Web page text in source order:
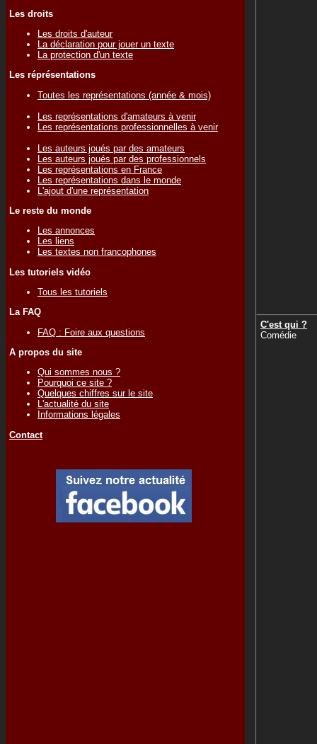
Les droits
Les droits d'auteur
La déclaration pour jouer un texte
La protection d'un texte
Les réprésentations
Toutes les représentations (année & mois)
Les représentations d'amateurs à venir
Les représentations professionnelles à venir
Les auteurs joués par des amateurs
Les auteurs joués par des professionnels
Les représentations en France
Les représentations dans le monde
L'ajout d'une représentation
Le reste du monde
Les annonces
Les liens
Les textes non francophones
Les tutoriels vidéo
Tous les tutoriels
La FAQ
FAQ : Foire aux questions
A propos du site
Qui sommes nous ?
Pourquoi ce site ?
Quelques chiffres sur le site
L'actualité du site
Informations légales
Contact
C'est qui ?
Comédie